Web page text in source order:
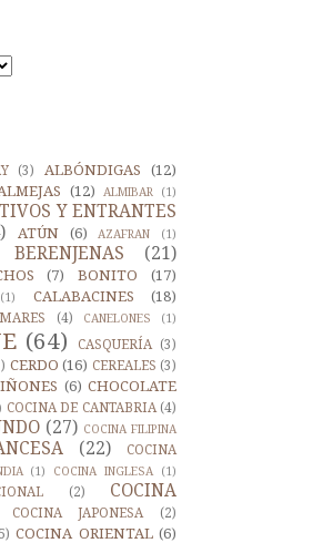
(3) ALBÓNDIGAS
(12)
(12) ALMIBAR (1)
Y ENTRANTES
ATÚN (6) AZAFRAN (1)
BERENJENAS (21)
(7) BONITO (17)
(1) CALABACINES (18)
(4) CANELONES
(1)
(64) CASQUERÍA (3)
CERDO (16) CEREALES (3)
(6) CHOCOLATE
COCINA DE CANTABRIA (4)
(27) COCINA FILIPINA
(22)
COCINA
(1) COCINA INGLESA (1)
(2)
COCINA
COCINA JAPONESA
(2)
COCINA ORIENTAL (6)